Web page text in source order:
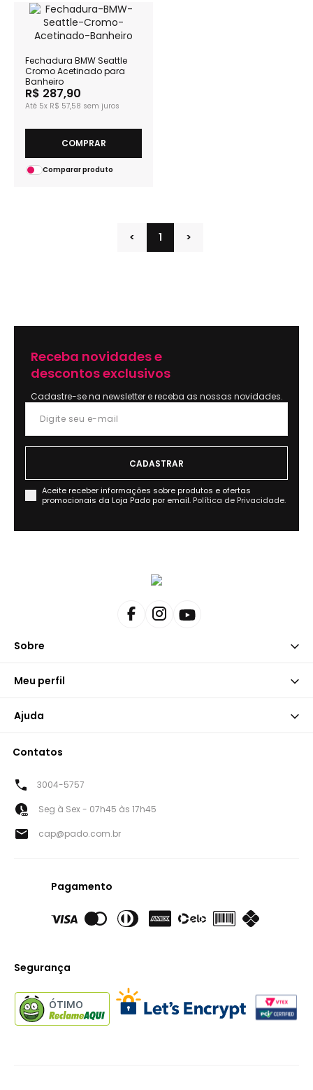
Fechadura BMW Seattle
Cromo Acetinado para
Banheiro
R$ 287,90
5x R$ 57,58
COMPRAR
Comparar produto
< 1 >
Receba novidades e
descontos exclusivos
Cadastre-se na newsletter e receba as nossas novidades.
Aceite receber informações sobre produtos e ofertas
promocionais da Loja Pado por email. Política de Privacidade.
Sobre
Meu perfil
Ajuda
Contatos
3004-5757
Seg à Sex - 07h45 às 17h45
cap@pado.com.br
Pagamento
Segurança
ÓTIMO